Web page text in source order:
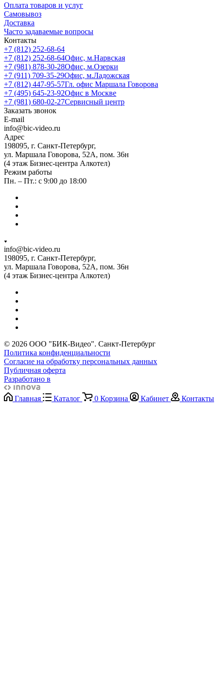
Оплата товаров и услуг
Самовывоз
Доставка
Часто задаваемые вопросы
Контакты
+7 (812) 252-68-64
+7 (812) 252-68-64Офис, м.Нарвская
+7 (981) 878-30-28Офис, м.Озерки
+7 (911) 709-35-29Офис, м.Ладожская
+7 (812) 447-95-57Гл. офис Маршала Говорова
+7 (495) 645-23-92Офис в Москве
+7 (981) 680-02-27Сервисный центр
Заказать звонок
E-mail
info@bic-video.ru
Адрес
198095, г. Санкт-Петербург,
ул. Маршала Говорова, 52А, пом. 36н
(4 этаж Бизнес-центра Алкотел)
Режим работы
Пн. – Пт.: с 9:00 до 18:00
info@bic-video.ru
198095, г. Санкт-Петербург,
ул. Маршала Говорова, 52А, пом. 36н
(4 этаж Бизнес-центра Алкотел)
© 2026 ООО "БИК-Видео". Санкт-Петербург
Политика конфиденциальности
Согласие на обработку персональных данных
Публичная оферта
Разработано в
Главная Каталог 0 Корзина Кабинет Контакты